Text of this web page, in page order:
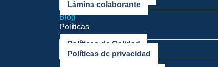
Lámina colaborante
Mega Proyectos
Blog
Políticas
Políticas de Calidad
Políticas de privacidad
Trabaja con nosotros